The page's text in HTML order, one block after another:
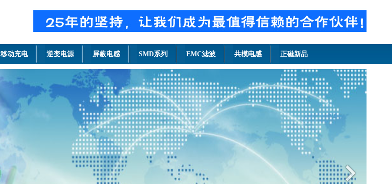
移动充电 逆变电源 屏蔽电感 SMD系列 EMC滤波 共模电感 正磁新品